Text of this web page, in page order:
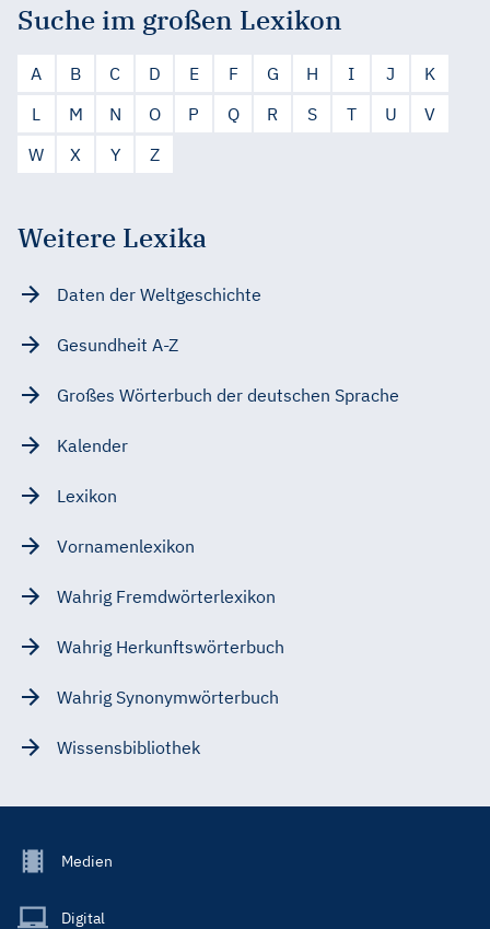
Suche im großen Lexikon
A B C D E F G H I J
K
L
M N O P Q R S T U
V
W
X Y Z
Weitere Lexika
Daten der Weltgeschichte
Gesundheit A-Z
Großes Wörterbuch der deutschen Sprache
Kalender
Lexikon
Vornamenlexikon
Wahrig Fremdwörterlexikon
Wahrig Herkunftswörterbuch
Wahrig Synonymwörterbuch
Wissensbibliothek
Footer
Main
Medien
Digital